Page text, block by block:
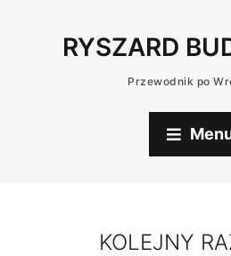
RYSZARD
Przewodnik po
KOLEJNY